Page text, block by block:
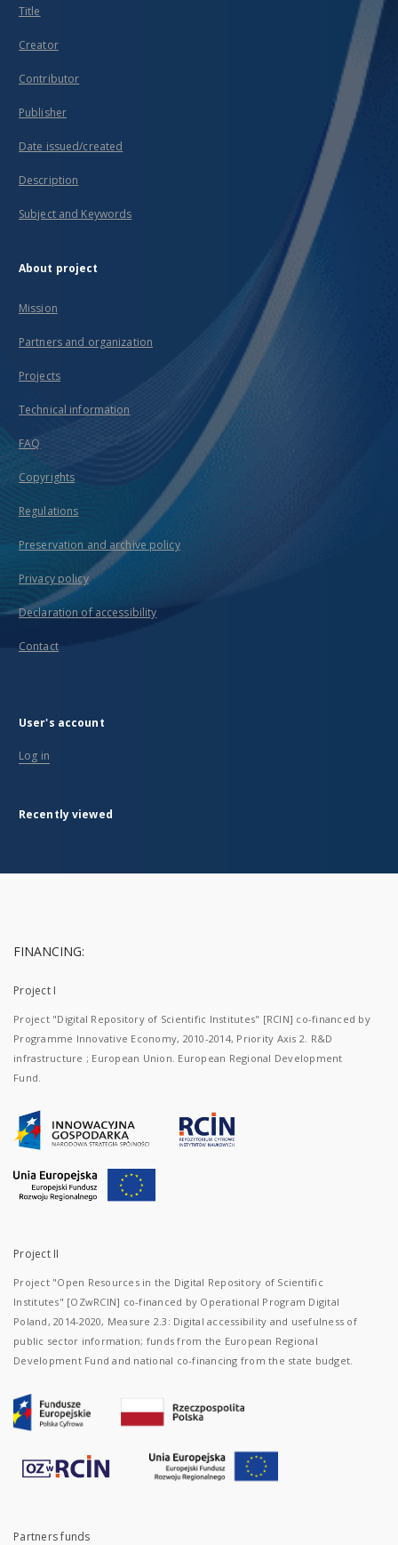
Title
Creator
Contributor
Publisher
Date issued/created
Description
Subject and Keywords
About project
Mission
Partners and organization
Projects
Technical information
FAQ
Copyrights
Regulations
Preservation and archive policy
Privacy policy
Declaration of accessibility
Contact
User's account
Log in
Recently viewed
FINANCING:
Project I
Project "Digital Repository of Scientific Institutes" [RCIN] co-financed by
Programme Innovative Economy, 2010-2014, Priority Axis 2. R&D
infrastructure ; European Union. European Regional Development
Fund.
Project II
Project "Open Resources in the Digital Repository of Scientific
Institutes" [OZwRCIN] co-financed by Operational Program Digital
Poland, 2014-2020, Measure 2.3: Digital accessibility and usefulness of
public sector information; funds from the European Regional
Development Fund and national co-financing from the state budget.
Partners funds